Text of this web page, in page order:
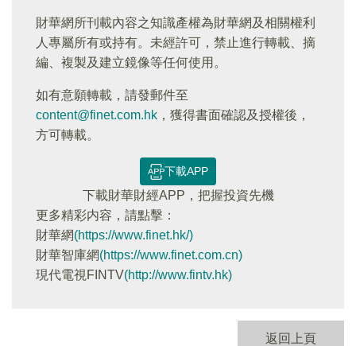
財華網所刊載內容之知識產權為財華網及相關權利
人專屬所有或持有。未經許可，禁止進行轉載、摘
編、複製及建立鏡像等任何使用。
如有意願轉載，請發郵件至
content@finet.com.hk ，獲得書面確認及授權後，
方可轉載。
下載APP
下載財華財經APP，把握投資先機
更多精彩内容，請點擊：
財華網(https://www.finet.hk/)
財華智庫網(https://www.finet.com.cn)
現代電視FINTV(http://www.fintv.hk)
返回上頁